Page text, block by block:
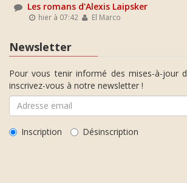
Les romans d'Alexis Laipsker
hier à 07:42 El Marco
Newsletter
Pour vous tenir informé des mises-à-jour
inscrivez-vous à notre newsletter !
Inscription Désinscription